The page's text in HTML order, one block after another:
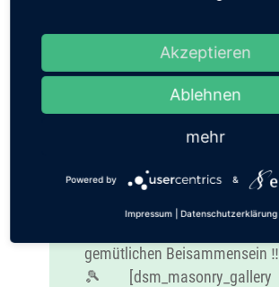
Lange
Breitensport
März 22, 2026|Aktuelles,
Lorsch/Breitensport die letzte
Tennisnacht statt, mit viel Spaß
gemütlichen Beisammensein
🎾 [dsm_masonry_gallery
Akzeptieren
Ablehnen
mehr
Powered by &
Impressum Datenschutzerklärung